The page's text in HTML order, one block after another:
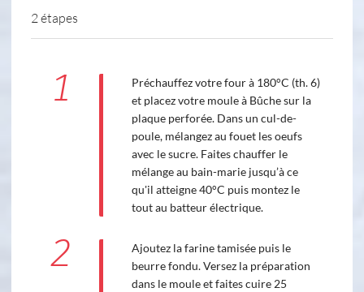
2 étapes
1
Préchauffez votre four à 180°C (th. 6)
et placez votre moule à Bûche sur la
plaque perforée. Dans un cul-de-
poule, mélangez au fouet les oeufs
avec le sucre. Faites chauffer le
mélange au bain-marie jusqu’à ce
qu'il atteigne 40°C puis montez le
tout au batteur électrique.
2
Ajoutez la farine tamisée puis le
beurre fondu. Versez la préparation
dans le moule et faites cuire 25